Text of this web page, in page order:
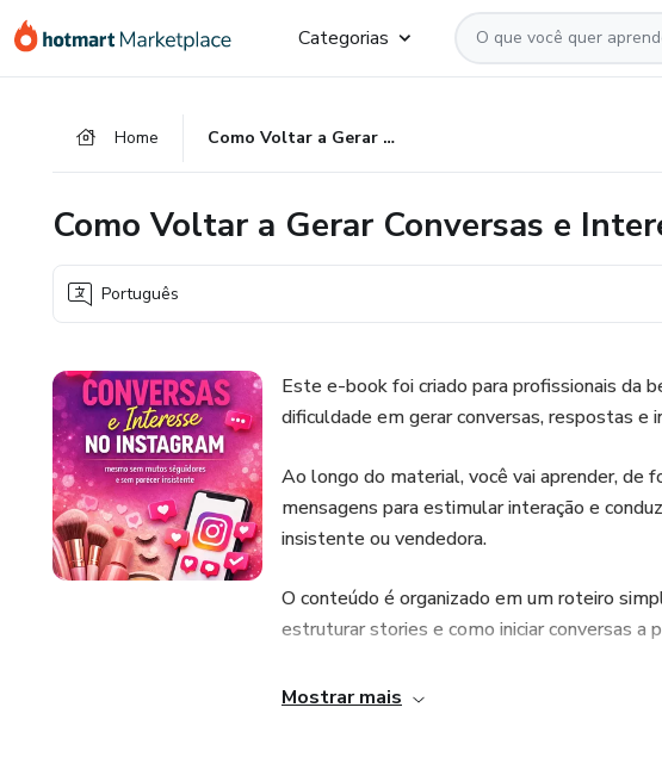
para
para
para
Categorias
Home Como Voltar a Gerar Conversas e Interesses no Instagram
Como Voltar a Gerar Conversas e
Português
Este e-book foi criado para profissionais da
dificuldade em gerar conversas, respostas e
Ao longo do material, você vai aprender, de
mensagens para estimular interação e
insistente ou vendedora.
O conteúdo é organizado em um roteiro
estruturar stories e como iniciar conversas a
Além disso, o material conta com bônus
Mostrar mais